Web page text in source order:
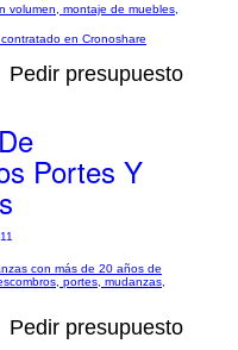
volumen, montaje de muebles,
en Cronoshare
Pedir presupuesto
Portes Y
con más de 20 años de
portes, mudanzas,
Pedir presupuesto